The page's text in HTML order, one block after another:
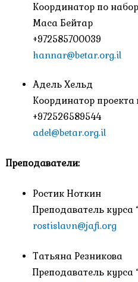
Координатор по
Маса Бейтар
+972585700039
hannar@betar.org.il
Адель Хельд
Координатор
+972526589544
adel@betar.org.il
Преподаватели:
Ростик Ноткин
Преподаватель курса
rostislavn@jafi.org
Татьяна Резникова
Преподаватель курса